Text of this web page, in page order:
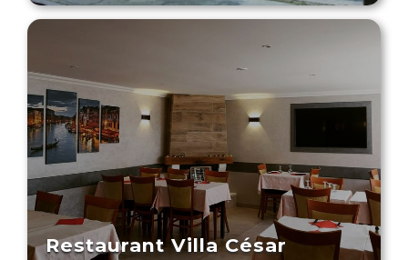
Restaurant Villa César